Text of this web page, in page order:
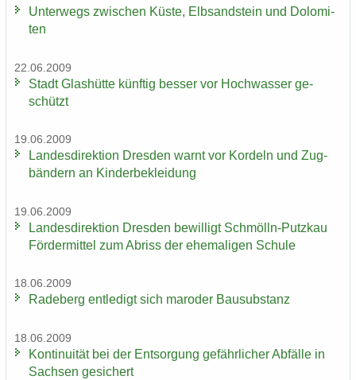
Un­ter­wegs zwi­schen Küste, Elb­sand­stein und Do­lo­mi­
ten
22.06.2009
Stadt Glas­hüt­te künf­tig bes­ser vor Hoch­was­ser ge­
schützt
19.06.2009
Lan­des­di­rek­ti­on Dres­den warnt vor Kor­deln und Zug­
bän­dern an Kin­der­be­klei­dung
19.06.2009
Lan­des­di­rek­ti­on Dres­den be­wil­ligt Schmölln-​Putzkau
För­der­mit­tel zum Ab­riss der ehe­ma­li­gen Schu­le
18.06.2009
Ra­de­berg ent­le­digt sich ma­ro­der Bau­sub­stanz
18.06.2009
Kon­ti­nui­tät bei der Ent­sor­gung ge­fähr­li­cher Ab­fäl­le in
Sach­sen ge­si­chert